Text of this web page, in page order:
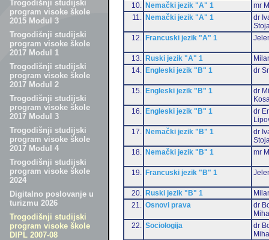
Trogodišnji studijski
program visoke škole
2015 Modul 3
Trogodišnji studijski
program visoke škole
2017 Modul 1
Trogodišnji studijski
program visoke škole
2017 Modul 2
Trogodišnji studijski
program visoke škole
2017 Modul 3
Trogodišnji studijski
program visoke škole
2017 Modul 4
Trogodišnji studijski
program visoke škole
2024
Digitalno poslovanje u
turizmu 2026
Trogodišnji studijski
program visoke škole
DIPL 2007-08
10.
Nemački jezik "A" 1
mr
11.
Nemački jezik "A" 1
dr
12.
Francuski jezik "A" 1
13. Ruski jezik "A" 1
14.
Engleski jezik "B" 1 dr
15. Engleski jezik "B" 1
dr
16.
Engleski jezik "B" 1
dr
17.
Nemački jezik "B" 1
dr
18.
Nemački jezik "B" 1 mr
19. Francuski jezik "B" 1
20. Ruski jezik "B" 1
21.
Osnovi prava
dr
22.
Sociologija
dr